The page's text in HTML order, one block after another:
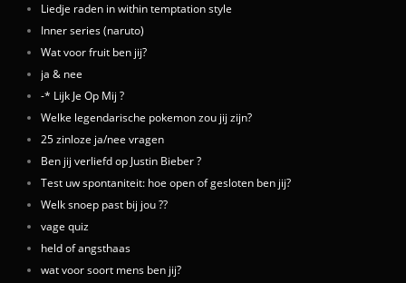
Liedje raden in within temptation style
Inner series (naruto)
Wat voor fruit ben jij?
ja & nee
-* Lijk Je Op Mij ?
Welke legendarische pokemon zou jij zijn?
25 zinloze ja/nee vragen
Ben jij verliefd op Justin Bieber ?
Test uw spontaniteit: hoe open of gesloten ben jij?
Welk snoep past bij jou ??
vage quiz
held of angsthaas
wat voor soort mens ben jij?